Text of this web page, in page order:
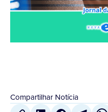
Compartilhar Notícia